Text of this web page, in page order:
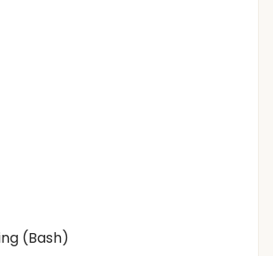
(Bash)